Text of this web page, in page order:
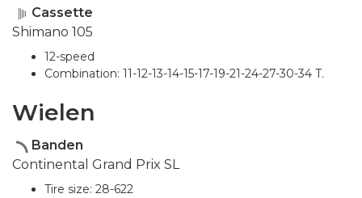
Cassette
Shimano 105
12-speed
Combination: 11-12-13-14-15-17-19-21-24-27-30-34 T.
Wielen
Banden
Continental Grand Prix SL
Tire size: 28-622